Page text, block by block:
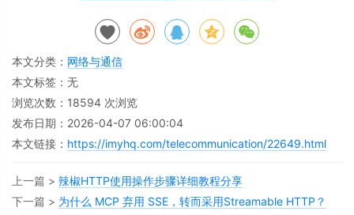
本文分类： 网络与通信
本文标签：无
浏览次数： 18594 次浏览
发布日期：2026-04-07 06:00:04
本文链接： https://imyhq.com/telecommunication/22649.html
上一篇 > 辣椒HTTP使用操作步骤详细教程分享
下一篇 > 为什么 MCP 弃用 SSE，转而采用Streamable HTTP？